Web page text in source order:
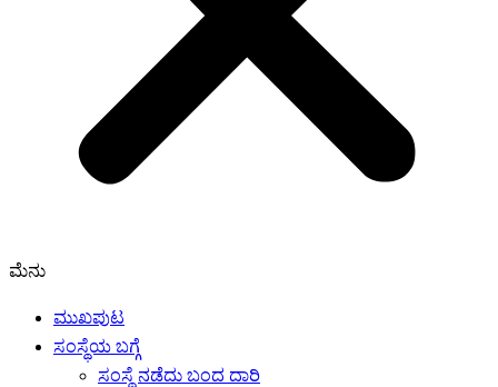
ಮೆನು
ಮುಖಪುಟ
ಸಂಸ್ಥೆಯ ಬಗ್ಗೆ
ಸಂಸ್ಥೆ ನಡೆದು ಬಂದ ದಾರಿ